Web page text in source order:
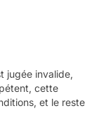
jugée invalide,
cette
et le reste